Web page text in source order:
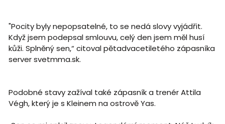
"Pocity byly nepopsatelné, to se nedá slovy vyjádřit.
Když jsem podepsal smlouvu, celý den jsem měl husí
kůži. Splněný sen,“ citoval pětadvacetiletého zápasníka
server svetmma.sk.
Podobné stavy zažíval také zápasník a trenér Attila
Végh, který je s Kleinem na ostrově Yas.